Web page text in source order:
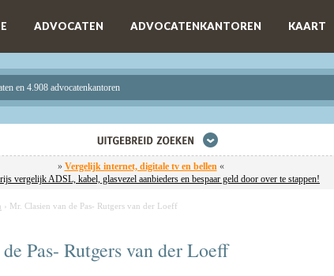
ADVOCATEN ADVOCATENKANTOREN KAART
en 4.908 advocatenkantoren
» Vergelijk internet, digitale tv en bellen«
vergelijk ADSL, kabel, glasvezel aanbieders en bespaar geld door over te stappen!
› Mr. Clasien van de Pas- Rutgers van der Loeff
Pas- Rutgers van der Loeff